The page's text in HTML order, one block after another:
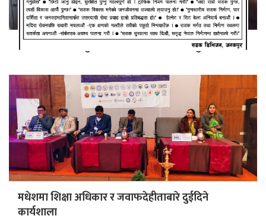
कांग्रेस: मधेशको चुनावी कमाण्डर सहमहामन्त्री मुक्ता यादव
मधेशमा शिक्षा अधिकार र जवाफदेहीताबारे दुईदिने
कार्यशाला